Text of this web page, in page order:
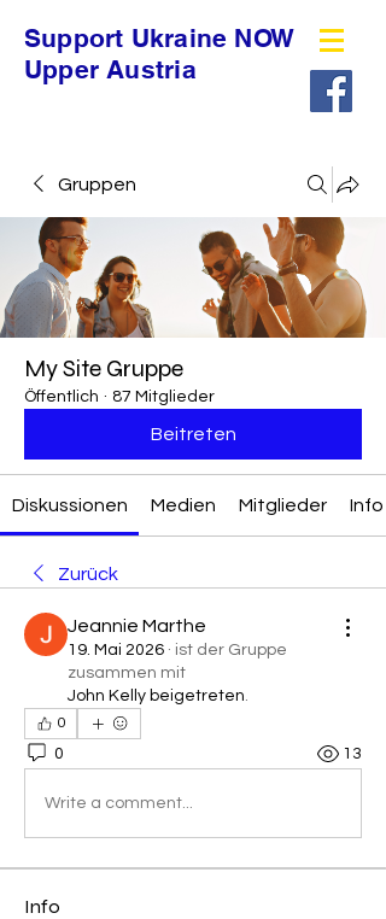
Support Ukraine NOW
Upper Austria
Gruppen
My Site Gruppe
Öffentlich · 87 Mitglieder
Beitreten
Diskussionen Medien Mitglieder Info
Zurück
Jeannie Marthe
19. Mai 2026 · ist der Gruppe
zusammen mit
John Kelly beigetreten.
0
0 13
Write a comment...
Info